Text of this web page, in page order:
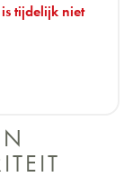
tijdelijk niet